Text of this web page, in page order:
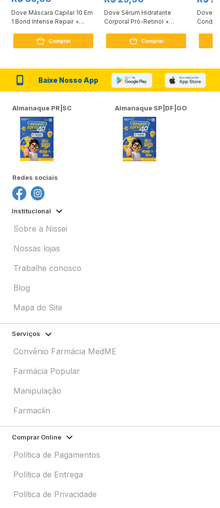
Dove Máscara Capilar 10 Em
1 Bond Intense Repair +
Comprar
Dove Sérum Hidratante
Corporal Pró-Retinol +
Comprar
Dove
Baixe Nosso App
Almanaque PR|SC Almanaque SP|DF|GO
Redes sociais
Institucional
Sobre a Nissei
Nossas lojas
Trabalhe conosco
Blog
Mapa do Site
Serviços
Convênio Farmácia MedME
Farmácia Popular
Manipulação
Farmaclin
Comprar Online
Política de Pagamentos
Política de Entrega
Política de Privacidade